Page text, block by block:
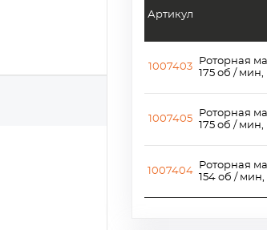
Артикул
1007403
1007405
1007404
Роторная
175 об / мин,
Роторная
175 об /
Роторная
154 об /